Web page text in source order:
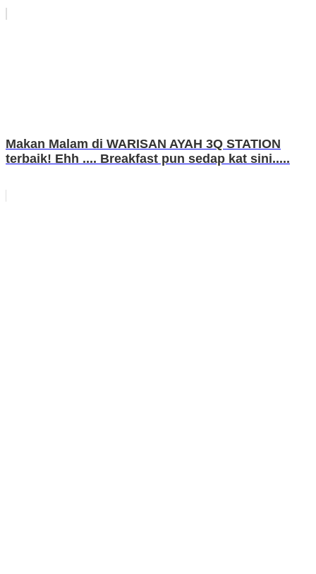
Makan Malam di WARISAN AYAH 3Q STATION
terbaik! Ehh .... Breakfast pun sedap kat sini.....